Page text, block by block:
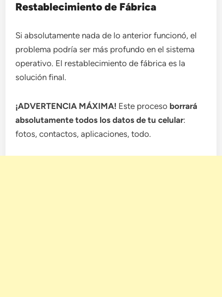
Restablecimiento de Fábrica
Si absolutamente nada de lo anterior funcionó, el
problema podría ser más profundo en el sistema
operativo. El restablecimiento de fábrica es la
solución final.
¡ADVERTENCIA MÁXIMA! Este proceso borrará
absolutamente todos los datos de tu celular:
fotos, contactos, aplicaciones, todo.